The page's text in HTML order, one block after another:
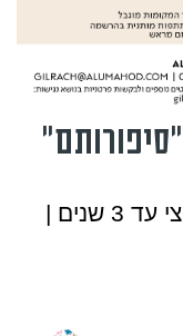
2.3.25 | 17:00 | לגילאי שנה וחצי עד 3 שנים |